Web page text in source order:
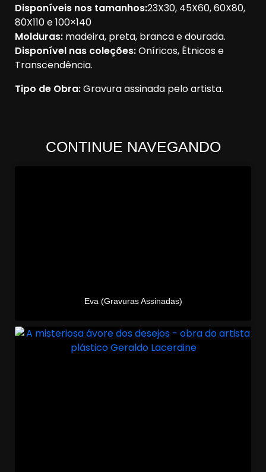
Disponíveis nos tamanhos:23X30, 45X60, 60X80,
80X110 e 100×140
Molduras: madeira, preta, branca e dourada.
Disponível nas coleções:Oníricos, Étnicos e
Transcendência.
Tipo de Obra:Gravura assinada pelo artista.
CONTINUE NAVEGANDO
Eva (Gravuras Assinadas)